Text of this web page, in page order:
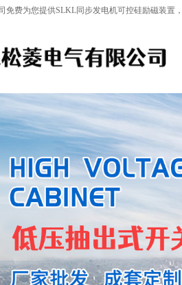
免费为您提供SLKL同步发电机可控硅励磁装置